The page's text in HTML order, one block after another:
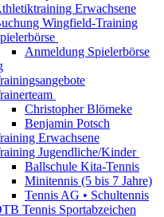
Erwachsene
Wingfield-Training
Anmeldung Spielerbörse
Christopher Blömeke
Benjamin Potsch
Erwachsene
Jugendliche/Kinder
Ballschule Kita-Tennis
Minitennis (5 bis 7 Jahre)
Tennis AG • Schultennis
Tennis Sportabzeichen